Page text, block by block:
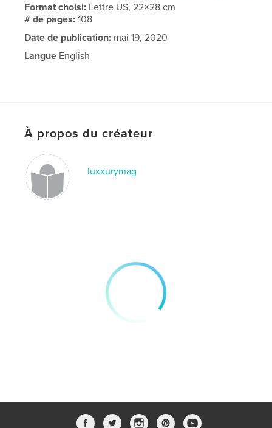
Format choisi: Lettre US, 22×28 cm
# de pages:108
Date de publication: mai 19, 2020
Langue English
À propos du créateur
luxxurymag